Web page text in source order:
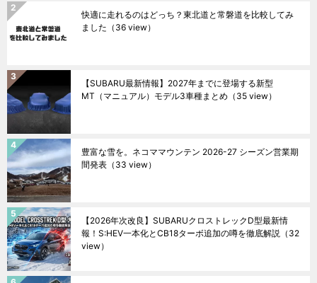
快適に走れるのはどっち？東北道と常磐道を比較してみ
ました （36 view）
【SUBARU最新情報】2027年までに登場する新型
MT（マニュアル）モデル3車種まとめ （35 view）
豊富な雪を。ネコママウンテン 2026-27 シーズン営業期
間発表 （33 view）
【2026年次改良】SUBARUクロストレックD型最新情
報！S:HEV一本化とCB18ターボ追加の噂を徹底解説 （32
view）